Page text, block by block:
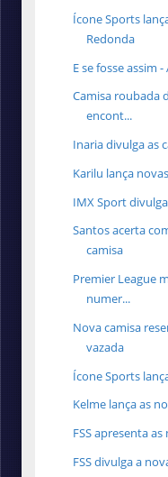
Ícone Sports
Redonda
E se fosse assim
Camisa roubada
encont...
Inaria divulga as
Karilu lança
IMX Sport
Santos acerta
camisa
Premier League
numer...
Nova camisa
vazada
Ícone Sports
Kelme lança as
FSS apresenta
FSS divulga a